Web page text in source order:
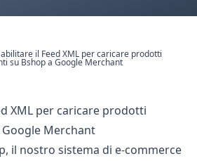
il Feed XML per caricare prodotti
su Bshop a Google Merchant
XML per caricare prodotti
Merchant
il nostro sistema di e-commerce